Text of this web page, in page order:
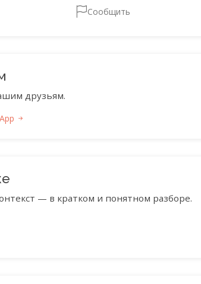
Сообщить
друзьям.
— в кратком и понятном разборе.